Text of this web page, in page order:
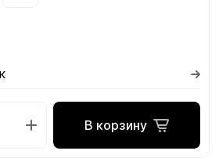
В корзину